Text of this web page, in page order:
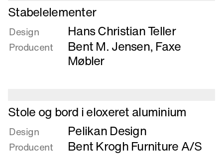
Læs
mere
om
Stabelelementer
Stabelelementer
Design Hans Christian Teller
Producent Bent M. Jensen, Faxe
Møbler
Læs
mere
om
Stole
og
Stole og bord i eloxeret aluminium
Design Pelikan Design
Producent Bent Krogh Furniture A/S